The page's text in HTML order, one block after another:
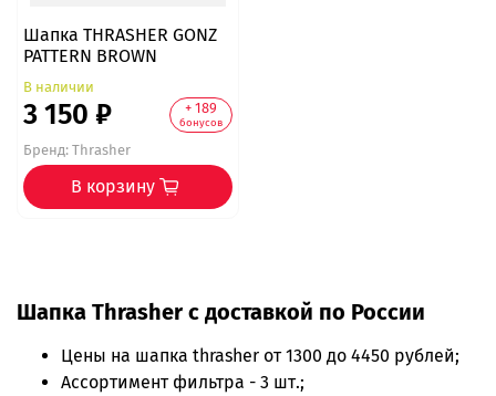
Шапка THRASHER GONZ
PATTERN BROWN
В наличии
3 150 ₽ + 189
бонусов
Бренд:Thrasher
В корзину
Шапка Thrasher с доставкой по России
Цены на шапка thrasher от 1300 до 4450 рублей;
Ассортимент фильтра - 3 шт.;